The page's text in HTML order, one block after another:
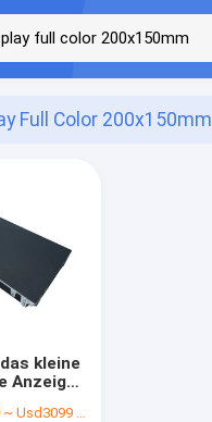
Full Color 200x150mm
kleine
Anzeige
Sqm ( price is negotiable )